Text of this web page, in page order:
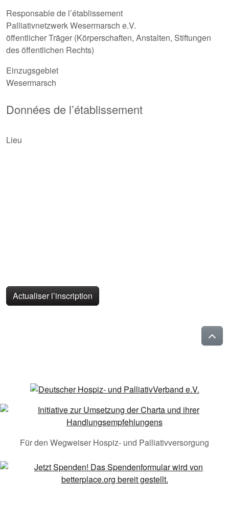
Responsable de l’établissement
Palliativnetzwerk Wesermarsch e.V.
öffentlicher Träger (Körperschaften, Anstalten, Stiftungen
des öffentlichen Rechts)
Einzugsgebiet
Wesermarsch
Données de l’établissement
Lieu
Actualiser l’inscription
Für den Wegweiser Hospiz- und Palliativversorgung